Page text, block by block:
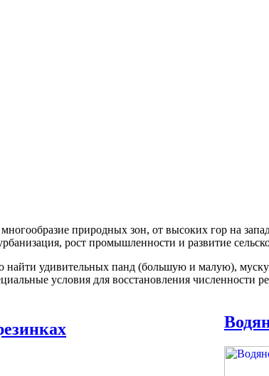
природных зон, от высоких гор на
рост промышленности и развитие
удивительных панд (большую и малую),
условия для восстановления